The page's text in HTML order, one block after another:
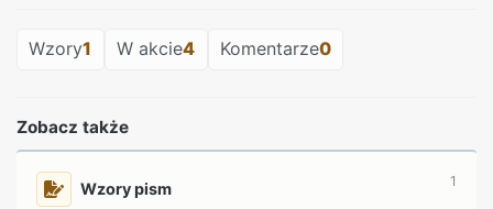
Wzory1 W akcie4 Komentarze0
Zobacz także
Wzory pism 1